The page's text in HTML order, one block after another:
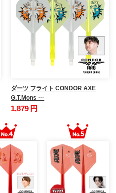
ダーツ フライト CONDOR AXE
G.T.Mons …
1,879 円